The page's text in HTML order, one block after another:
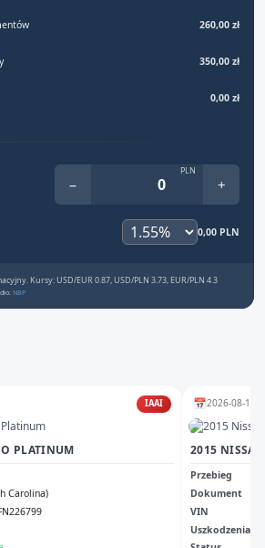
260,00 zł
350,00 zł
0,00 zł
−
PLN
+
0,00 PLN
Kursy: USD/EUR 0.87, USD/PLN 3.73, EUR/PLN 4.3
NBP
IAAI
PLATINUM
Carolina)
📅2026-08-11
2015
Przebieg
Dokument
VIN
Uszkodzenia